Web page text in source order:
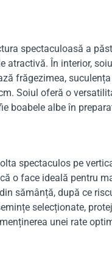
spectaculoasă a
În interior,
frăgezimea,
Soiul oferă o
boabele albe în
spectaculos pe
o face ideală pentru
sămânță, după ce
selecționate,
unei rate